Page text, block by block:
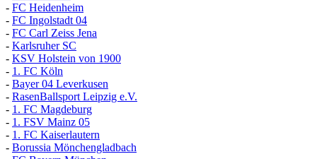
- FC Heidenheim
- FC Ingolstadt 04
- FC Carl Zeiss Jena
- Karlsruher SC
- KSV Holstein von 1900
- 1. FC Köln
- Bayer 04 Leverkusen
- RasenBallsport Leipzig e.V.
- 1. FC Magdeburg
- 1. FSV Mainz 05
- 1. FC Kaiserlautern
- Borussia Mönchengladbach